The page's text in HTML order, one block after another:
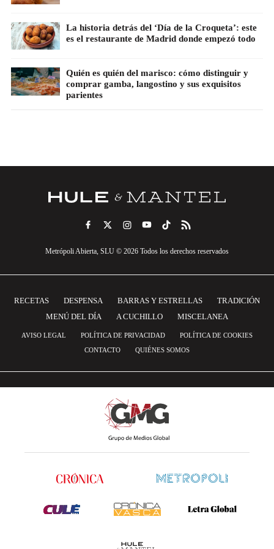
La historia detrás del ‘Día de la Croqueta’: este
es el restaurante de Madrid donde empezó todo
Quién es quién del marisco: cómo distinguir y
comprar gamba, langostino y sus exquisitos
parientes
Metrópoli Abierta, SLU © 2026 Todos los derechos reservados
RECETAS DESPENSA BARRAS Y ESTRELLAS
TRADICIÓN
MENÚ DEL DÍA
A CUCHILLO MISCELANEA
AVISO LEGAL POLÍTICA DE PRIVACIDAD
POLÍTICA DE COOKIES
CONTACTO
QUIÉNES SOMOS